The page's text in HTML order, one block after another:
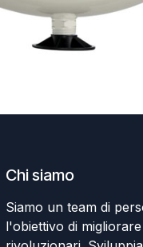
Chi siamo
Siamo un team di
l'obiettivo di